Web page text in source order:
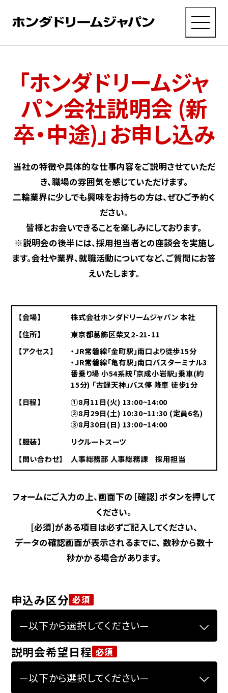
採用TOP に戻る
会社を知る
仕事を知る
ひとを知る
募集職種一覧
MENU
「ホンダドリームジャ
パン会社説明会 (新
卒・中途)」お申し込み
当社の特徴や具体的な仕事内容をご説明させていただ
き、職場の雰囲気を感じていただけます。
二輪業界に少しでも興味をお持ちの方は、ぜひご予約く
ださい。
皆様とお会いできることを楽しみにしております。
※説明会の後半には、採用担当者との座談会を実施し
ます。会社や業界、就職活動についてなど、ご質問にお答
えいたします。
【会場】
株式会社ホンダドリームジャパン 本社
【住所】
東京都葛飾区柴又2-21-11
【アクセス】
・JR常磐線「金町駅」南口より徒歩15分
・JR常磐線「亀有駅」南口バスターミナル3
番乗り場 小54系統「京成小岩駅」乗車(約
15分) 「古録天神」バス停 降車 徒歩1分
【日程】
①8月11日(火) 13:00~14:00
②8月29日(土) 10:30~11:30 (定員6名)
③8月30日(日) 13:00~14:00
【服装】
リクルートスーツ
【問い合わせ】
人事総務部 人事総務課 採用担当
フォームにご入力の上、画面下の［確認］ボタンを押して
ください。
[必須]がある項目は必ずご記入してください、
データの確認画面が表示されるまでに、 数秒から数十
秒かかる場合があります。
申込み区分 必須
説明会希望日程 必須